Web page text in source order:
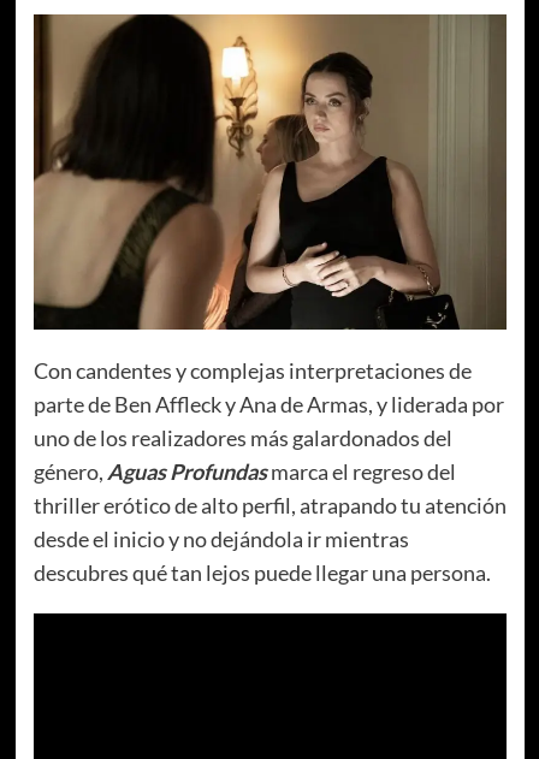
Con candentes y complejas interpretaciones de
parte de Ben Affleck y Ana de Armas, y liderada por
uno de los realizadores más galardonados del
género, Aguas Profundasmarca el regreso del
thriller erótico de alto perfil, atrapando tu atención
desde el inicio y no dejándola ir mientras
descubres qué tan lejos puede llegar una persona.